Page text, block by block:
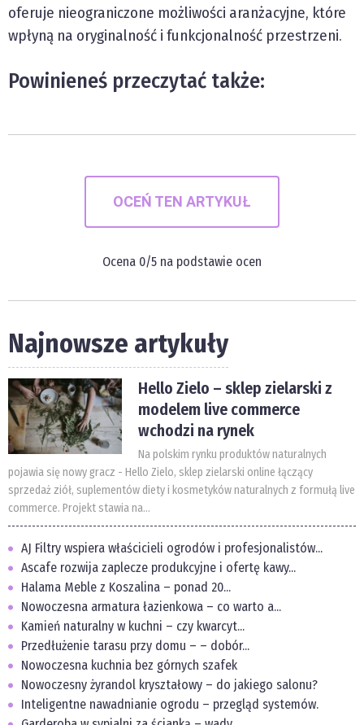
oferuje nieograniczone możliwości aranżacyjne, które
wpłyną na oryginalność i funkcjonalność przestrzeni.
Powinieneś przeczytać także:
OCEŃ TEN ARTYKUŁ
Ocena 0/5 na podstawie ocen
Najnowsze artykuły
Hello Zielo – sklep zielarski z
modelem live commerce
wchodzi na rynek
Na polskim rynku produktów naturalnych
pojawia się nowy gracz - Hello Zielo, sklep zielarski online łączący
sprzedaż ziół, suplementów diety i kosmetyków naturalnych z formułą live
commerce. Projekt stawia na...
AJ Filtry wspiera właścicieli ogrodów i profesjonalistów...
Ascafe rozwija zaplecze produkcyjne i ofertę kawy...
Halama Meble z Koszalina – ponad 20...
Nowoczesna armatura łazienkowa – co warto a...
Kamień naturalny w kuchni – czy kwarcyt...
Przedłużenie tarasu przy domu – – dobór...
Nowoczesna kuchnia bez górnych szafek
Nowoczesny żyrandol kryształowy – do jakiego salonu?
Inteligentne nawadnianie ogrodu – przegląd systemów.